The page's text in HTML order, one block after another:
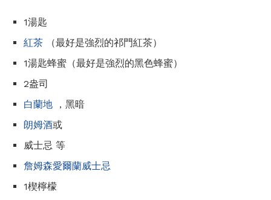
1湯匙
紅茶 （最好是強烈的祁門紅茶）
1湯匙蜂蜜（最好是強烈的黑色蜂蜜）
2盎司
白蘭地 ，黑暗
朗姆酒或
威士忌 等
詹姆森愛爾蘭威士忌
1楔檸檬